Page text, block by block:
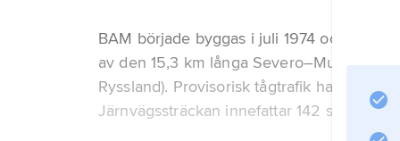
BAM började byggas i juli 1974 och
av den 15,3 km långa Severo–Muysky-
Ryssland). Provisorisk tågtrafik har dock
Järnvägssträckan innefattar 142 större